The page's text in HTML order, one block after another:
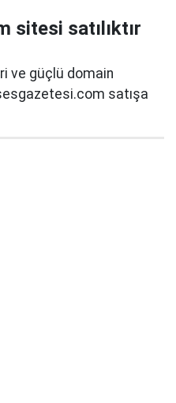
sitesi satılıktır
ve güçlü domain
satışa